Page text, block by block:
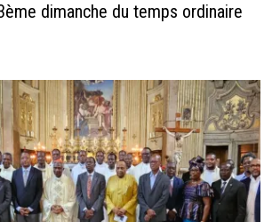
dimanche du temps ordinaire